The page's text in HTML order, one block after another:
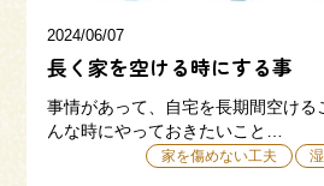
2024/06/07
長く家を空ける時にする事
事情があって、自宅を長期間空け
んな時にやっておきたいこと…
家を傷めない工夫